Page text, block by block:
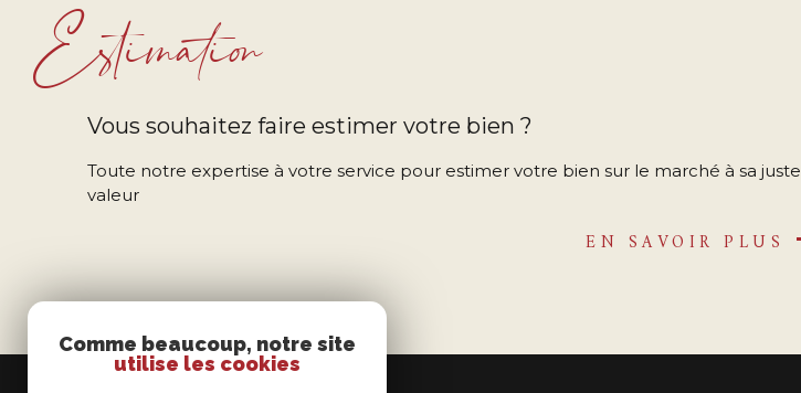
Estimation
Vous souhaitez faire estimer votre bien ?
Toute notre expertise à votre service pour estimer votre bien sur le marché à sa juste
valeur
EN SAVOIR PLUS
Comme beaucoup, notre site
utilise les cookies